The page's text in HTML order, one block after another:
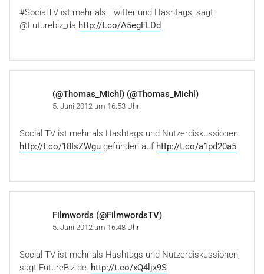
#SocialTV ist mehr als Twitter und Hashtags, sagt
@Futurebiz_da http://t.co/A5egFLDd
(@Thomas_Michl) (@Thomas_Michl)
5. Juni 2012 um 16:53 Uhr
Social TV ist mehr als Hashtags und Nutzerdiskussionen
http://t.co/18IsZWgu gefunden auf http://t.co/a1pd20a5
Filmwords (@FilmwordsTV)
5. Juni 2012 um 16:48 Uhr
Social TV ist mehr als Hashtags und Nutzerdiskussionen,
sagt FutureBiz.de: http://t.co/xQ4ljx9S